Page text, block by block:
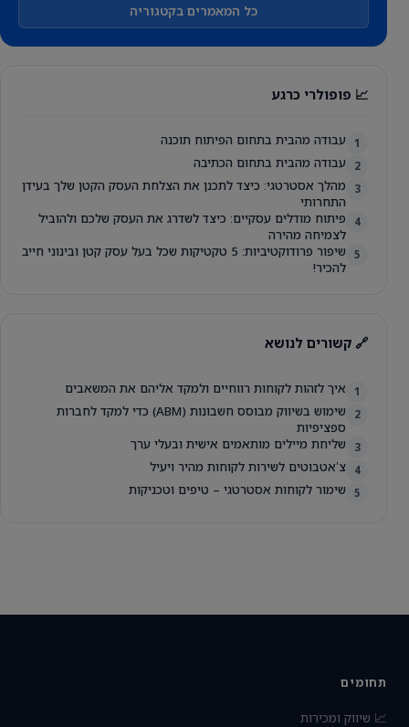
כל המאמרים בקטגוריה
📈 פופולרי כרגע
1 עבודה מהבית בתחום הפיתוח תוכנה
2 עבודה מהבית בתחום הכתיבה
3
מהלך אסטרטגי: כיצד לתכנן את הצלחת העסק הקטן שלך בעידן
התחרותי
4
פיתוח מודלים עסקיים: כיצד לשדרג את העסק שלכם ולהוביל
לצמיחה מהירה
5
שיפור פרודוקטיביות: 5 טקטיקות שכל בעל עסק קטן ובינוני חייב
להכיר!
🔗 קשורים לנושא
1 איך לזהות לקוחות רווחיים ולמקד אליהם את המשאבים
2
שימוש בשיווק מבוסס חשבונות (ABM) כדי למקד לחברות
ספציפיות
3 שליחת מיילים מותאמים אישית ובעלי ערך
4 צʼאטבוטים לשירות לקוחות מהיר ויעיל
5 שימור לקוחות אסטרטגי – טיפים וטכניקות
תחומים
📈 שיווק ומכירות